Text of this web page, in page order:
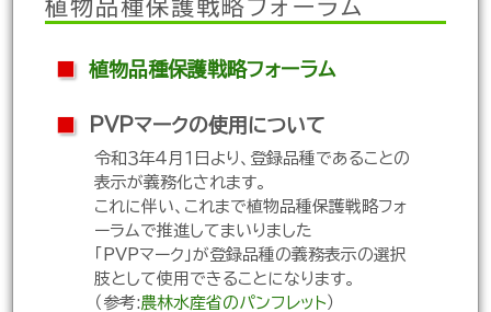
植物品種保護戦略フォーラム
■ 植物品種保護戦略フォーラム
■ PVPマークの使用について
令和３年４月１日より、登録品種であることの
表示が義務化されます。
これに伴い、これまで植物品種保護戦略フォ
ーラムで推進してまいりました
「PVPマーク」が登録品種の義務表示の選択
肢として使用できることになります。
（参考:農林水産省のパンフレット ）